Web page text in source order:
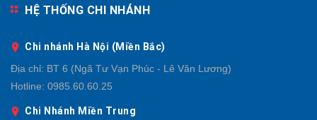
HỆ THỐNG CHI NHÁNH
Chi nhánh Hà Nội (Miền Bắc)
Địa chỉ: BT 6 (Ngã Tư Vạn Phúc - Lê Văn Lương)
Hotline: 0985.60.60.25
Chi Nhánh Miền Trung